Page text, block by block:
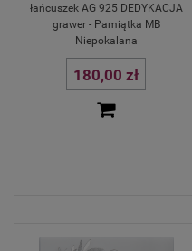
łańcuszek AG 925 DEDYKACJA
grawer - Pamiątka MB
Niepokalana
180,00 zł